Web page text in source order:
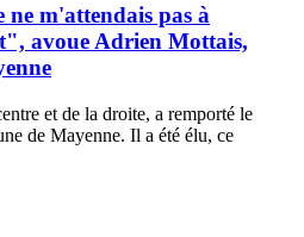
m'attendais pas à
avoue Adrien Mottais,
et de la droite, a remporté le
de Mayenne. Il a été élu, ce